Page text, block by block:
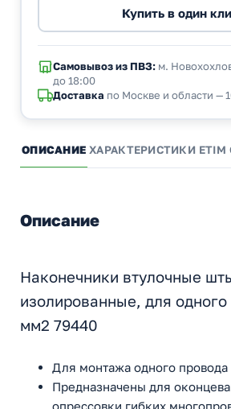
Самовывоз из ПВЗ:м.
до 18:00
Доставка по Москве и области —
ОПИСАНИЕ ХАРАКТЕРИСТИКИ ETIM
Описание
Наконечники втулочные
изолированные, для одного
мм2 79440
Для монтажа одного провода
Предназначены для
опрессовки гибких